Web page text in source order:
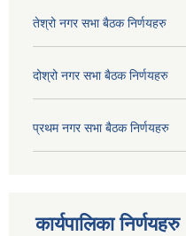
तेश्रो नगर सभा बैठक निर्णयहरु
दोश्रो नगर सभा बैठक निर्णयहरु
प्रथम नगर सभा बैठक निर्णयहरु
कार्यपालिका निर्णयहरु